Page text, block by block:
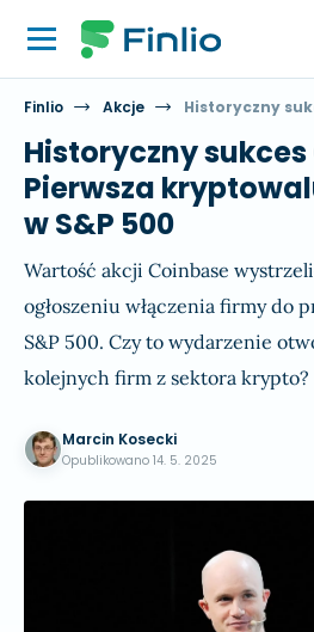
Finlio Akcje Historyczny sukces
Historyczny
Pierwsza
w S&P 500
Wartość akcji Coinbase
ogłoszeniu włączenia firmy do
S&P 500. Czy to wydarzenie
kolejnych firm z sektora krypto?
Marcin Kosecki
Opublikowano 14. 5. 2025